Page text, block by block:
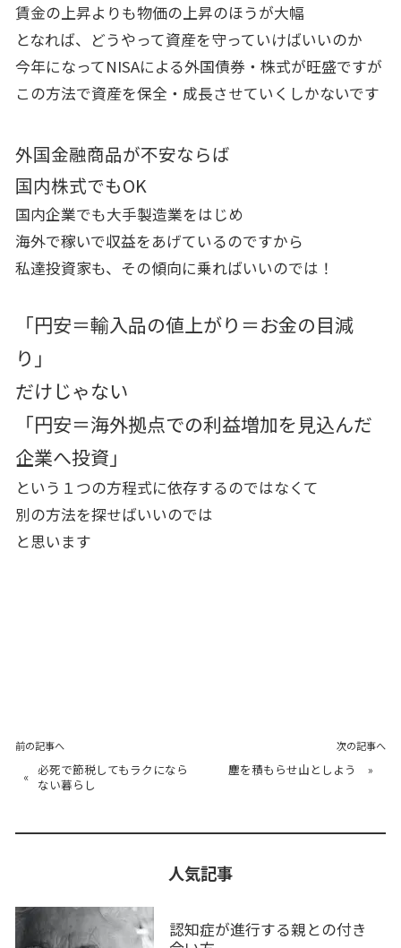
賃金の上昇よりも物価の上昇のほうが大幅
となれば、どうやって資産を守っていけばいいのか
今年になってNISAによる外国債券・株式が旺盛ですが
この方法で資産を保全・成長させていくしかないです
外国金融商品が不安ならば
国内株式でもOK
国内企業でも大手製造業をはじめ
海外で稼いで収益をあげているのですから
私達投資家も、その傾向に乗ればいいのでは！
「円安＝輸入品の値上がり＝お金の目減
り」
だけじゃない
「円安＝海外拠点での利益増加を見込んだ
企業へ投資」
という１つの方程式に依存するのではなくて
別の方法を探せばいいのでは
と思います
前の記事へ
« 必死で節税してもラクになら
ない暮らし
次の記事へ
塵を積もらせ山としよう »
人気記事
認知症が進行する親との付き